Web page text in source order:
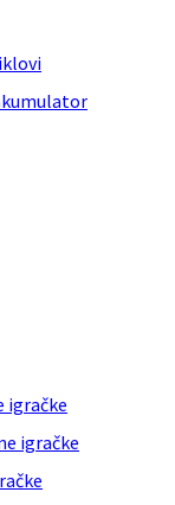
igračke
igračke